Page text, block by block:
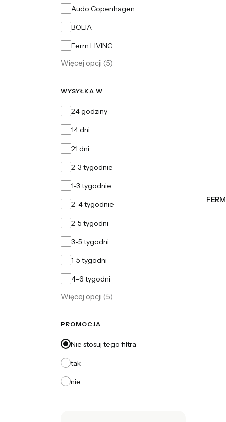
MarkaAudo Copenhagen
BOLIA
Ferm LIVING
Więcej opcji (5)
WYSYŁKA W
Wysyłka w
24 godziny
14 dni
21 dni
2-3 tygodnie
1-3 tygodnie
2-4 tygodnie
2-5 tygodni
3-5 tygodni
1-5 tygodni
4-6 tygodni
Więcej opcji (5)
PROMOCJA
Nie stosuj tego filtra
tak
nie